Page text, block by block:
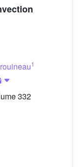
1
332